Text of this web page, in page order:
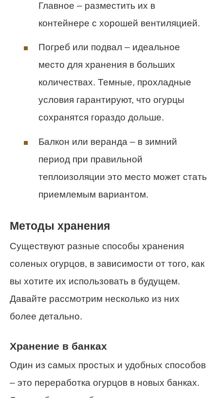
Главное – разместить их в
контейнере с хорошей вентиляцией.
Погреб или подвал – идеальное
место для хранения в больших
количествах. Темные, прохладные
условия гарантируют, что огурцы
сохранятся гораздо дольше.
Балкон или веранда – в зимний
период при правильной
теплоизоляции это место может стать
приемлемым вариантом.
Методы хранения
Существуют разные способы хранения
соленых огурцов, в зависимости от того, как
вы хотите их использовать в будущем.
Давайте рассмотрим несколько из них
более детально.
Хранение в банках
Один из самых простых и удобных способов
– это переработка огурцов в новых банках.